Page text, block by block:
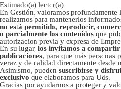
Estimado(a) lector(a)
En Gestión, valoramos profundamente
realizamos para mantenerlos
no está permitido, reproducir,
o parcialmente los contenidos que
autorizacion previa y expresa de
En su lugar, los invitamos a compartir
publicaciones, para que más personas
veraz y de calidad directamente desde
Asimismo, pueden suscribirse y
exclusivo que elaboramos para Uds.
Gracias por ayudarnos a proteger y